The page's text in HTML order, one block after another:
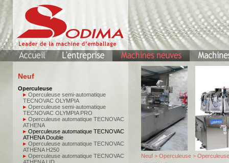
Neuf
Operculeuse
Operculeuse semi-automatique
TECNOVAC OLYMPIA
Operculeuse semi-automatique
TECNOVAC OLYMPIA PRO
Operculeuse automatique TECNOVAC
ATHENA
Operculeuse automatique TECNOVAC
ATHENA Double
Operculeuse automatique TECNOVAC
ATHENA H250
Operculeuse automatique TECNOVAC
Neuf > Operculeuse >